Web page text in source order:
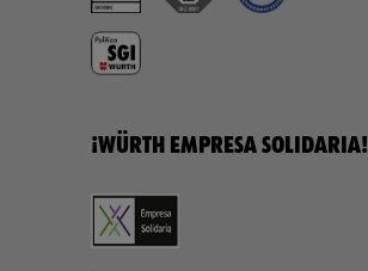
¡WÜRTH EMPRESA SOLIDARIA!